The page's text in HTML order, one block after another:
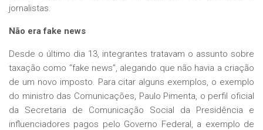
jornalistas.
Não era fake news
Desde o último dia 13, integrantes tratavam o assunto sobre
taxação como “fake news”, alegando que não havia a criação
de um novo imposto. Para citar alguns exemplos, o exemplo
do ministro das Comunicações, Paulo Pimenta, o perfil oficial
da Secretaria de Comunicação Social da Presidência e
influenciadores pagos pelo Governo Federal, a exemplo de